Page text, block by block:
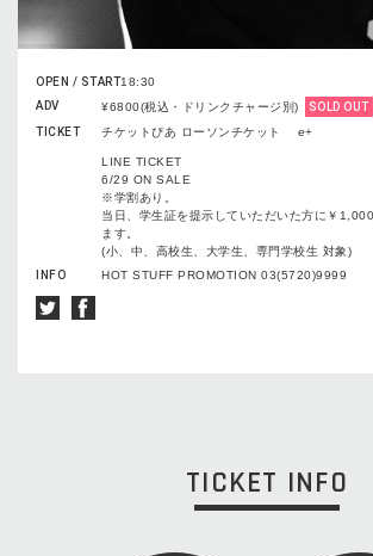
OPEN / START18:30
ADV
¥6800(税込・ドリンクチャージ別)
SOLD OUT
TICKET
チケットぴあ ローソンチケット e+
LINE TICKET
6/29 ON SALE
※学割あり。
当日、学生証を提示していただいた方に￥
ます。
(小、中、高校生、大学生、専門学校生 対象)
INFO
HOT STUFF PROMOTION 03(5720)9999
TICKET INFO